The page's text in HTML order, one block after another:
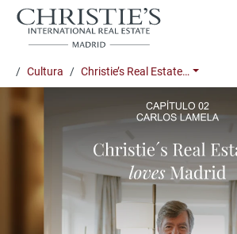
Cultura Christie’s Real Estate…